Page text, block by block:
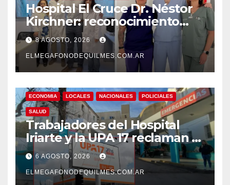
Hospital El Cruce Dr. Néstor
Kirchner: reconocimiento
internacional a la calidad de
su atención
8 AGOSTO, 2026
ELMEGAFONODEQUILMES.COM.AR
ECONOMIA LOCALES NACIONALES POLICIALES
SALUD
Trabajadores del Hospital
Iriarte y la UPA 17 reclaman el
pase a planta de becarios y
mejoras laborales
6 AGOSTO, 2026
ELMEGAFONODEQUILMES.COM.AR